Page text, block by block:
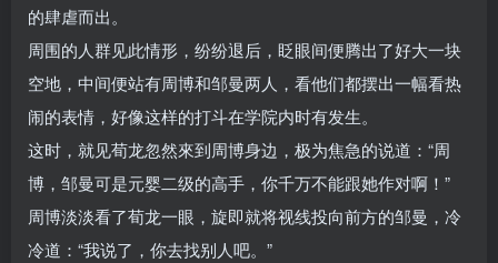
的肆虐而出。
周围的人群见此情形，纷纷退后，眨眼间便腾出了好大一块
空地，中间便站有周博和邹曼两人，看他们都摆出一幅看热
闹的表情，好像这样的打斗在学院内时有发生。
这时，就见荀龙忽然來到周博身边，极为焦急的说道：“周
博，邹曼可是元婴二级的高手，你千万不能跟她作对啊！”
周博淡淡看了荀龙一眼，旋即就将视线投向前方的邹曼，冷
冷道：“我说了，你去找别人吧。”